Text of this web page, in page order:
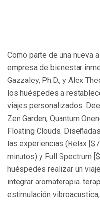
Como parte de una nueva
empresa de bienestar
Gazzaley, Ph.D., y Alex
los huéspedes a
viajes personalizados:
Zen Garden, Quantum
Floating Clouds.
las experiencias (Relax
minutos) y Full Spectrum
huéspedes realizar un
integrar aromaterapia,
estimulación